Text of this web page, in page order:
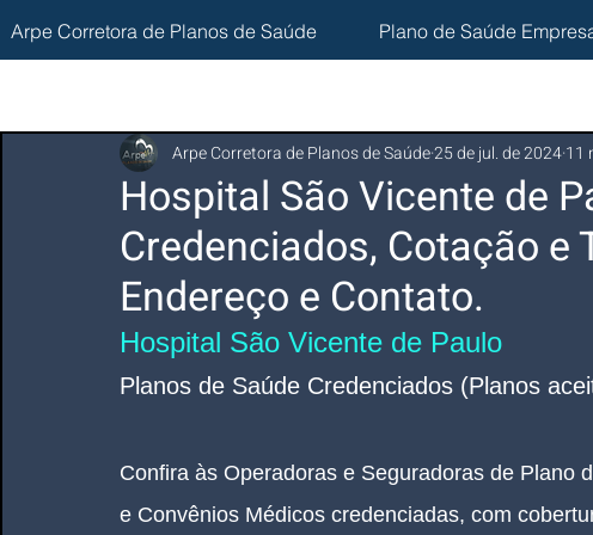
Arpe Corretora de Planos de Saúde Plano de Saúde
Hospital São Vicente de
Credenciados, Cotação e
Endereço e Contato.
Arpe Corretora de Planos de Saúde25 de jul. de 202411
Hospital São Vicente de Paulo
Planos de Saúde Credenciados (Planos
Confira às Operadoras e Seguradoras de Plano
e Convênios Médicos credenciadas, com